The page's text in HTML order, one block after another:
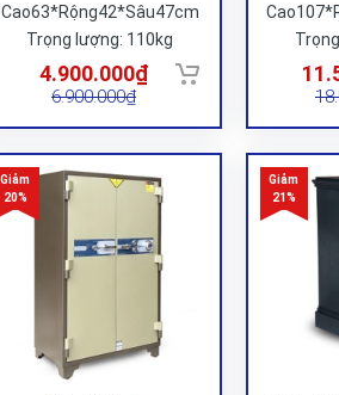
Cao63*Rộng42*Sâu47cm
Trọng lượng: 110kg
4.900.000₫
6.900.000₫